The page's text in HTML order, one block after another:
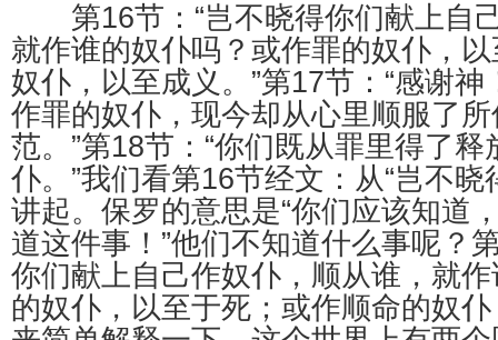
第16节：“岂不晓得你们献上自
就作谁的奴仆吗？或作罪的奴仆，
奴仆，以至成义。”第17节：“感谢
作罪的奴仆，现今却从心里顺服了
范。”第18节：“你们既从罪里得了
仆。”我们看第16节经文：从“岂不晓
讲起。保罗的意思是“你们应该知道
道这件事！”他们不知道什么事呢？
你们献上自己作奴仆，顺从谁，就
的奴仆，以至于死；或作顺命的奴